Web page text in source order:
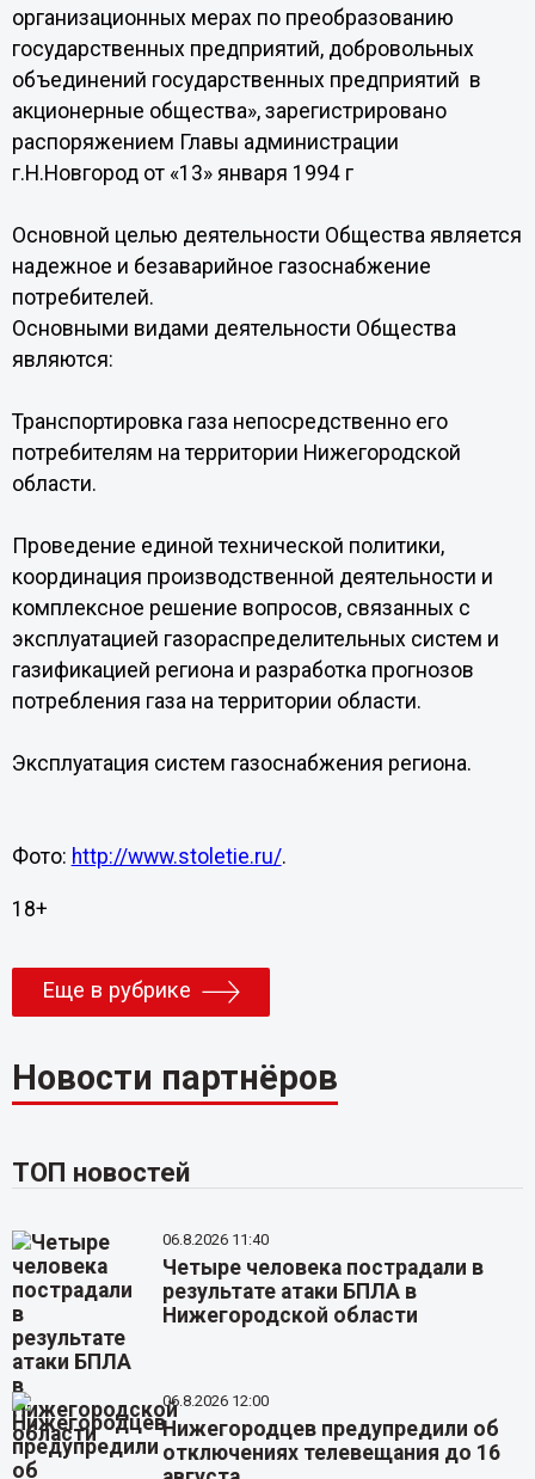
организационных мерах по преобразованию
государственных предприятий, добровольных
объединений государственных предприятий в
акционерные общества», зарегистрировано
распоряжением Главы администрации
г.Н.Новгород от «13» января 1994 г
Основной целью деятельности Общества является
надежное и безаварийное газоснабжение
потребителей.
Основными видами деятельности Общества
являются:
Транспортировка газа непосредственно его
потребителям на территории Нижегородской
области.
Проведение единой технической политики,
координация производственной деятельности и
комплексное решение вопросов, связанных с
эксплуатацией газораспределительных систем и
газификацией региона и разработка прогнозов
потребления газа на территории области.
Эксплуатация систем газоснабжения региона.
Фото: http://www.stoletie.ru/.
18+
Еще в рубрике
Новости партнёров
ТОП новостей
06.8.2026 11:40
Четыре человека пострадали в
результате атаки БПЛА в
Нижегородской области
06.8.2026 12:00
Нижегородцев предупредили об
отключениях телевещания до 16